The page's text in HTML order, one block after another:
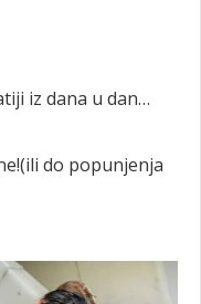
iz dana u dan…
do popunjenja